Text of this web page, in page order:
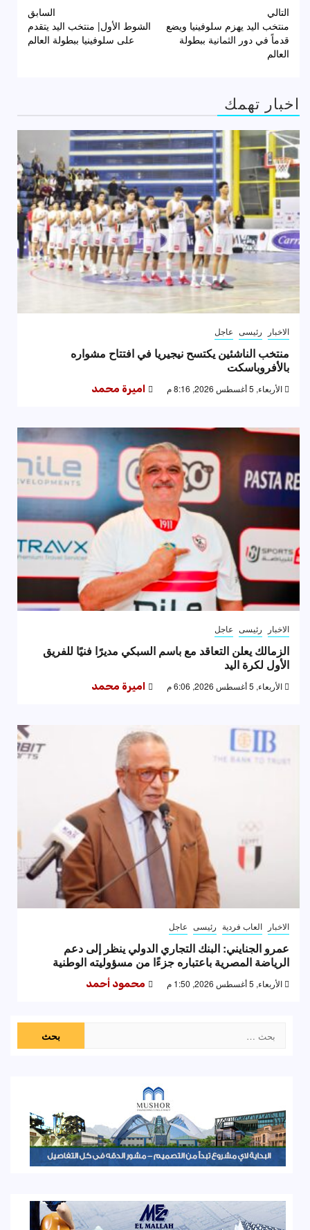
تصفّح
المقالات
السابق
الشوط الأول| منتخب اليد يتقدم
على سلوفينيا ببطولة العالم
التالي
منتخب اليد يهزم سلوفينيا ويضع
قدماً في دور الثمانية ببطولة
العالم
اخبار تهمك
الاخبار رئيسى عاجل
منتخب الناشئين يكتسح نيجيريا في افتتاح مشواره
بالأفروباسكت
الأربعاء, 5 أغسطس 2026, 8:16 م اميرة محمد
الاخبار رئيسى عاجل
الزمالك يعلن التعاقد مع باسم السبكي مديرًا فنيًا للفريق
الأول لكرة اليد
الأربعاء, 5 أغسطس 2026, 6:06 م اميرة محمد
الاخبار العاب فردية رئيسى عاجل
عمرو الجنايني: البنك التجاري الدولي ينظر إلى دعم
الرياضة المصرية باعتباره جزءًا من مسؤوليته الوطنية
الأربعاء, 5 أغسطس 2026, 1:50 م محمود أحمد
عن: